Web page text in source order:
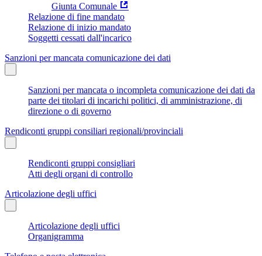
Giunta Comunale
Relazione di fine mandato
Relazione di inizio mandato
Soggetti cessati dall'incarico
Sanzioni per mancata comunicazione dei dati
Sanzioni per mancata o incompleta comunicazione dei dati da
parte dei titolari di incarichi politici, di amministrazione, di
direzione o di governo
Rendiconti gruppi consiliari regionali/provinciali
Rendiconti gruppi consigliari
Atti degli organi di controllo
Articolazione degli uffici
Articolazione degli uffici
Organigramma